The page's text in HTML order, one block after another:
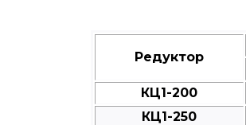
Редуктор
КЦ1-200
КЦ1-250